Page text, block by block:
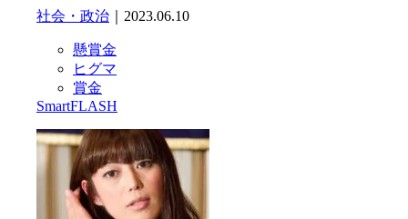
社会・政治 ｜2023.06.10
懸賞金
ヒグマ
賞金
SmartFLASH